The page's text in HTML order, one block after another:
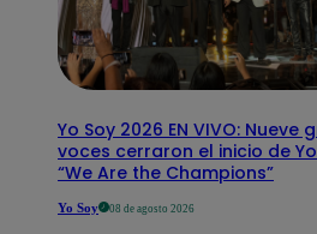
Yo Soy 2026 EN VIVO: Nueve
voces cerraron el inicio de
“We Are the Champions”
Yo Soy 08 de agosto 2026